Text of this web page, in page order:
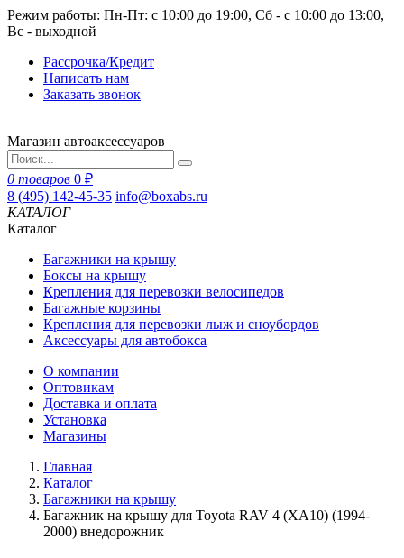
Режим работы: Пн-Пт: с 10:00 до 19:00, Сб - с 10:00 до 13:00,
Вс - выходной
Рассрочка/Кредит
Написать нам
Заказать звонок
Магазин автоаксессуаров
0 товаров 0 ₽
8 (495) 142-45-35 info@boxabs.ru
КАТАЛОГ
Каталог
Багажники на крышу
Боксы на крышу
Крепления для перевозки велосипедов
Багажные корзины
Крепления для перевозки лыж и сноубордов
Аксессуары для автобокса
О компании
Оптовикам
Доставка и оплата
Установка
Магазины
Главная
Каталог
Багажники на крышу
Багажник на крышу для Toyota RAV 4 (XA10) (1994-
2000) внедорожник